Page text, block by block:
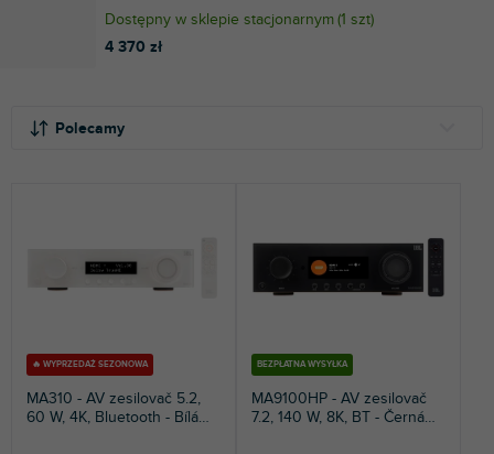
Dostępny w sklepie stacjonarnym(1 szt)
4 370 zł
Polecamy
NAJCZĘŚCIEJ SPRZEDAWANE
ALFABETYCZNIE
🔥 WYPRZEDAŻ SEZONOWA
MA310 - AV zesilovač 5.2,
60 W, 4K, Bluetooth - Bílá
BEZPŁATNA WYSYŁKA
MA9100HP - AV zesilovač
7.2, 140 W, 8K, BT - Černá